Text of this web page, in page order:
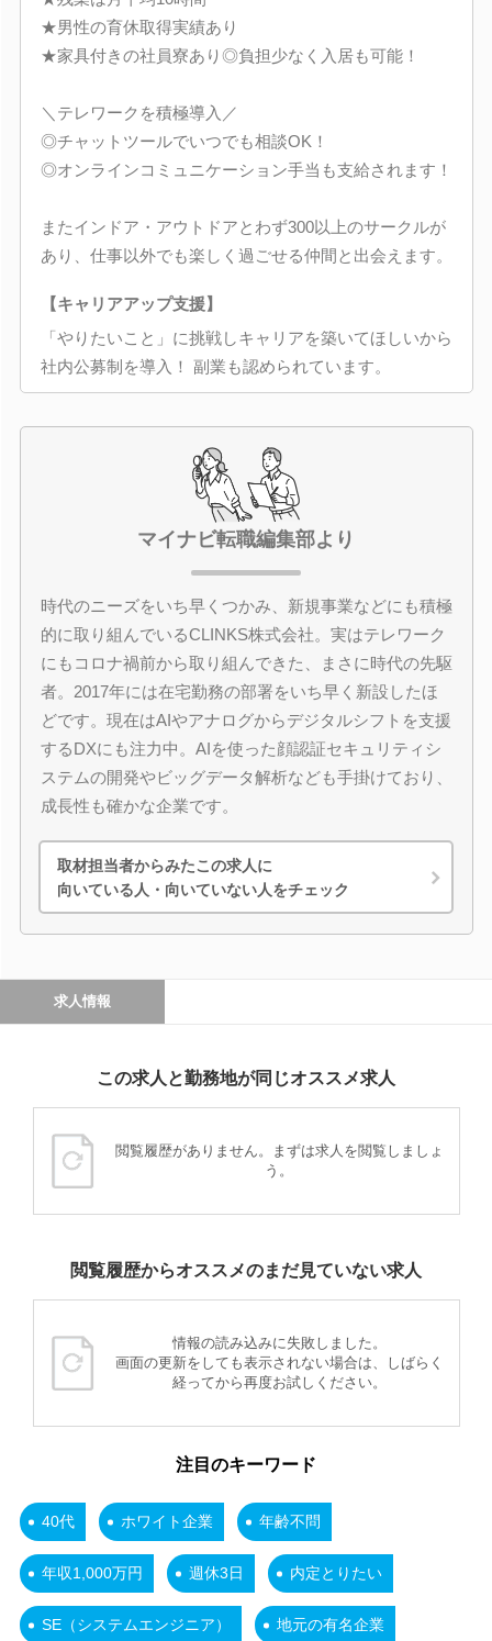
★男性の育休取得実績あり
★家具付きの社員寮あり◎負担少なく入居も可能！
＼テレワークを積極導入／
◎チャットツールでいつでも相談OK！
◎オンラインコミュニケーション手当も支給されます！
またインドア・アウトドアとわず300以上のサークルが
あり、仕事以外でも楽しく過ごせる仲間と出会えます。
【キャリアアップ支援】
「やりたいこと」に挑戦しキャリアを築いてほしいから
社内公募制を導入！ 副業も認められています。
マイナビ転職編集部より
時代のニーズをいち早くつかみ、新規事業などにも積極
的に取り組んでいるCLINKS株式会社。実はテレワーク
にもコロナ禍前から取り組んできた、まさに時代の先駆
者。2017年には在宅勤務の部署をいち早く新設したほ
どです。現在はAIやアナログからデジタルシフトを支援
するDXにも注力中。AIを使った顔認証セキュリティシ
ステムの開発やビッグデータ解析なども手掛けており、
成長性も確かな企業です。
取材担当者からみたこの求人に
向いている人・向いていない人をチェック
求人情報
この求人と勤務地が同じオススメ求人
閲覧履歴がありません。まずは求人を閲覧しましょ
う。
閲覧履歴からオススメのまだ見ていない求人
情報の読み込みに失敗しました。
画面の更新をしても表示されない場合は、しばらく
経ってから再度お試しください。
注目のキーワード
40代 ホワイト企業 年齢不問
年収1,000万円 週休3日 内定とりたい
SE（システムエンジニア） 地元の有名企業